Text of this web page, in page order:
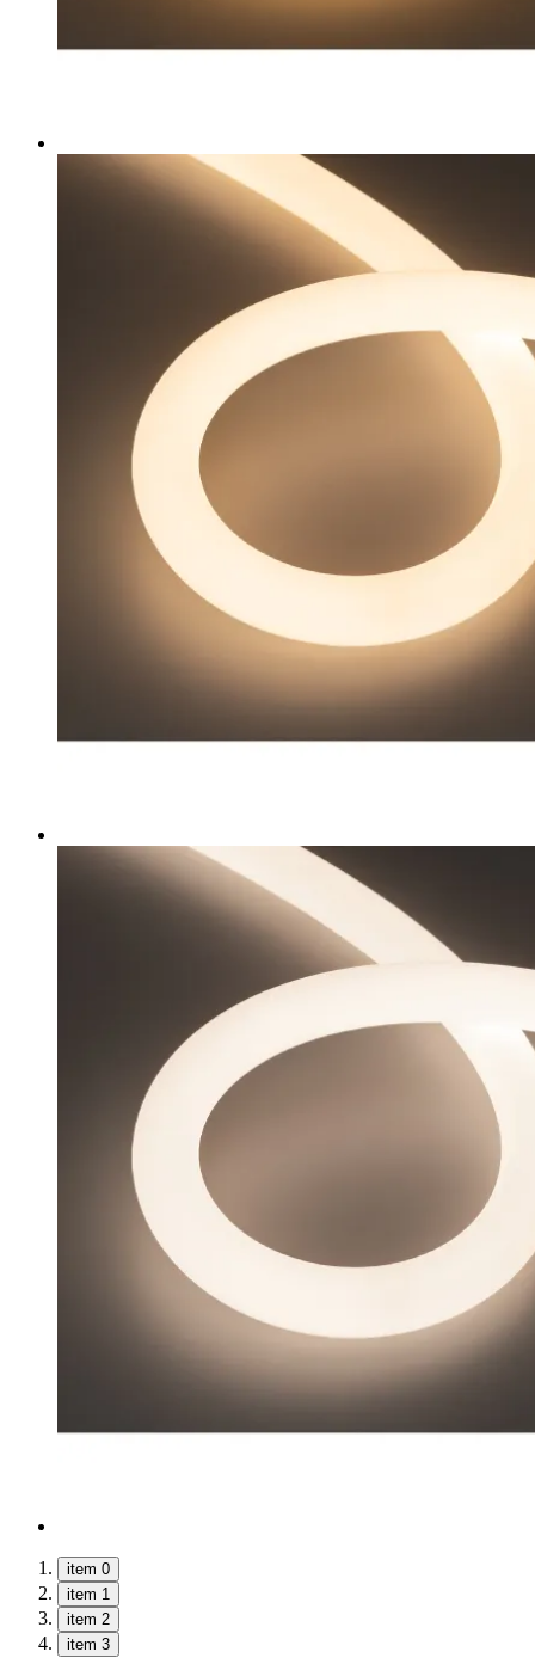
item 0
item 1
item 2
item 3